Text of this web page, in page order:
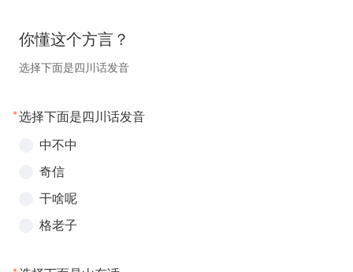
你懂这个方言？
选择下面是四川话发音
*选择下面是四川话发音
中不中
奇信
干啥呢
格老子